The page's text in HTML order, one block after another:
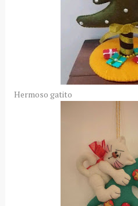
Hermoso gatito